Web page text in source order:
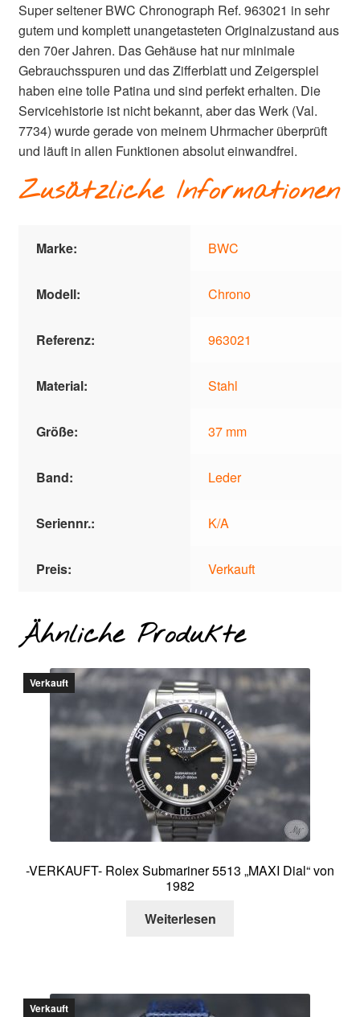
Super seltener BWC Chronograph Ref. 963021 in sehr
gutem und komplett unangetasteten Originalzustand aus
den 70er Jahren. Das Gehäuse hat nur minimale
Gebrauchsspuren und das Zifferblatt und Zeigerspiel
haben eine tolle Patina und sind perfekt erhalten. Die
Servicehistorie ist nicht bekannt, aber das Werk (Val.
7734) wurde gerade von meinem Uhrmacher überprüft
und läuft in allen Funktionen absolut einwandfrei.
Zusätzliche Informationen
Marke: BWC
Modell: Chrono
Referenz: 963021
Material: Stahl
Größe: 37 mm
Band: Leder
Seriennr.: K/A
Preis: Verkauft
Ähnliche Produkte
Verkauft
-VERKAUFT- Rolex Submariner 5513 „MAXI Dial“ von
1982
Weiterlesen
Verkauft